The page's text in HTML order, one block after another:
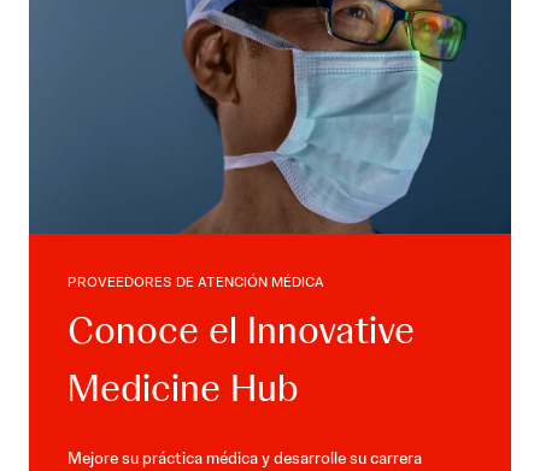
PROVEEDORES DE ATENCIÓN MÉDICA
Conoce el Innovative
Medicine Hub
Mejore su práctica médica y desarrolle su carrera